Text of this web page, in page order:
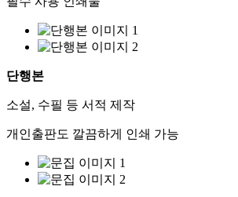
단행본
소설, 수필 등 서적 제작
개인출판도 깔끔하게 인쇄 가능